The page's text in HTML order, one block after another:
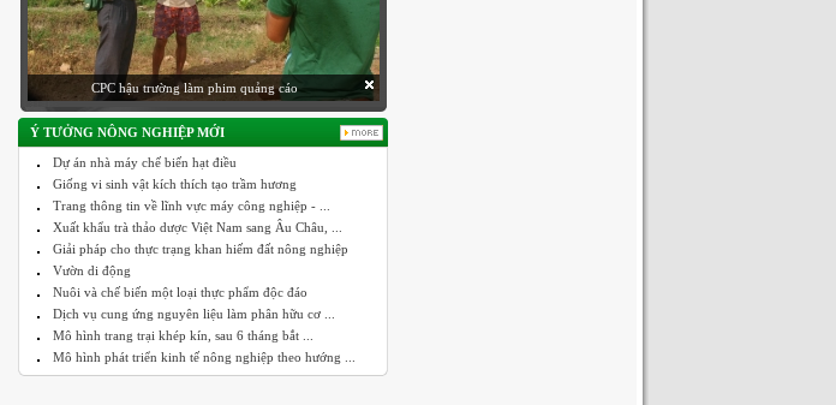
CPC hậu trường làm phim quảng cáo
Ý TƯỞNG NÔNG NGHIỆP MỚI
Dự án nhà máy chế biến hạt điều
Giống vi sinh vật kích thích tạo trầm hương
Trang thông tin về lĩnh vực máy công nghiệp - ...
Xuất khẩu trà thảo dược Việt Nam sang Âu Châu, ...
Giải pháp cho thực trạng khan hiếm đất nông nghiệp
Vườn di động
Nuôi và chế biến một loại thực phẩm độc đáo
Dịch vụ cung ứng nguyên liệu làm phân hữu cơ ...
Mô hình trang trại khép kín, sau 6 tháng bắt ...
Mô hình phát triển kinh tế nông nghiệp theo hướng ...